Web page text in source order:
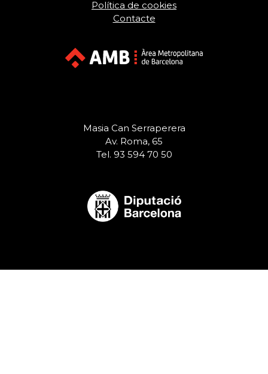
Política de cookies
Contacte
Masia Can Serraperera
Av. Roma, 65
Tel. 93 594 70 50